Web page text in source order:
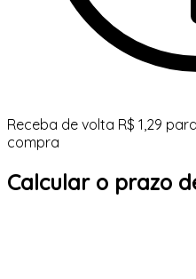
Receba de volta R$ 1,29
compra
Calcular o prazo